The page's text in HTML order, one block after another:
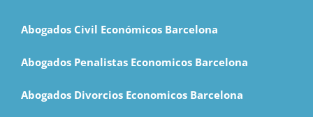
Abogados Civil Económicos Barcelona
Abogados Penalistas Economicos Barcelona
Abogados Divorcios Economicos Barcelona